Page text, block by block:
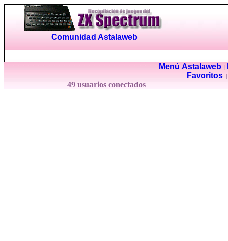
Comunidad Astalaweb
Menú Astalaweb|
Favoritos
49 usuarios conectados